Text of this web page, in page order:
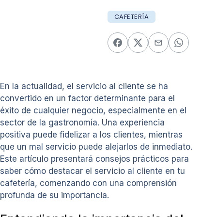
CAFETERÍA
En la actualidad, el servicio al cliente se ha
convertido en un factor determinante para el
éxito de cualquier negocio, especialmente en el
sector de la gastronomía. Una experiencia
positiva puede fidelizar a los clientes, mientras
que un mal servicio puede alejarlos de inmediato.
Este artículo presentará consejos prácticos para
saber cómo destacar el servicio al cliente en tu
cafetería, comenzando con una comprensión
profunda de su importancia.